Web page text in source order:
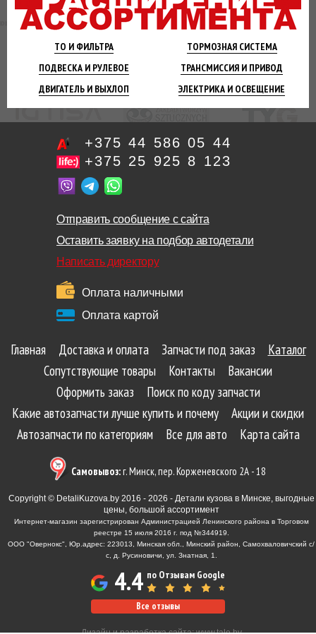
ТО И ФИЛЬТРА ТОРМОЗНАЯСИСТЕМА
ПОДВЕСКА И РУЛЕВОЕ ТРАНСМИССИЯ И ПРИВОД
ДВИГАТЕЛЬ И ВЫХЛОП ЭЛЕКТРИКА И ОСВЕЩЕНИЕ
+375 44 586 05 44
+375 25 925 8 123
Отправить сообщение с сайта
Оставить заявку на подбор автодетали
Написать директору
Оплата наличными
Оплата картой
Главная Доставка и оплата Запчасти под заказ
Каталог
Сопутствующие товары
Контакты
Вакансии
Оформить заказ
Поиск по коду запчасти
Какие автозапчасти лучше купить и почему
Акции и скидки
Автозапчасти по категориям
Все для авто Карта сайта
Самовывоз:г. Минск, пер. Корженевского 2А - 18
Copyright © DetaliKuzova.by 2016 - 2026 - Детали кузова в Минске, выгодные
цены, большой ассортимент
Интернет-магазин зарегистрирован Администрацией Ленинского района в Торговом
реестре 15 июля 2016 г. под №344919.
ООО "Овернокс", Юр.адрес: 223013, Минская обл., Минский район, Самохваловичский с/
с, д. Русиновичи, ул. Знатная, 1.
4.4 по Отзывам Google
Все отзывы